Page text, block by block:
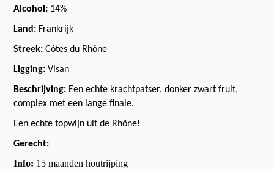
Alcohol: 14%
Land: Frankrijk
Streek:Côtes du Rhône
Ligging: Visan
Beschrijving: Een echte krachtpatser, donker zwart fruit,
complex met een lange finale.
Een echte topwijn uit de Rhône!
Gerecht:
Info: 15 maanden houtrijping